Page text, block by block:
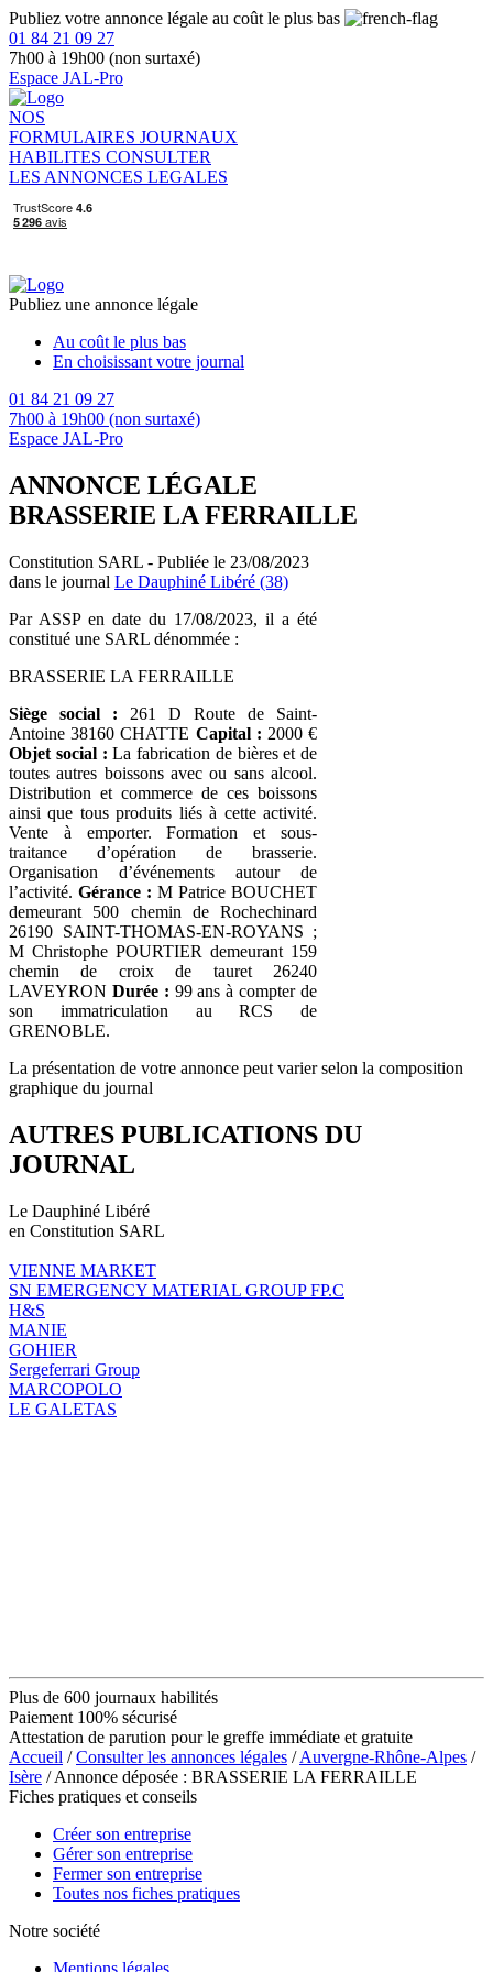
Publiez votre annonce légale au coût le plus bas
01 84 21 09 27
7h00 à 19h00 (non surtaxé)
Espace JAL-Pro
NOS
FORMULAIRES JOURNAUX
HABILITES CONSULTER
LES ANNONCES LEGALES
Publiez une annonce légale
Au coût le plus bas
En choisissant votre journal
01 84 21 09 27
7h00 à 19h00 (non surtaxé)
Espace JAL-Pro
ANNONCE LÉGALE
BRASSERIE LA FERRAILLE
Constitution SARL - Publiée le 23/08/2023
dans le journal Le Dauphiné Libéré (38)
Par ASSP en date du 17/08/2023, il a été
constitué une SARL dénommée :
BRASSERIE LA FERRAILLE
Siège social : 261 D Route de Saint-
Antoine 38160 CHATTE Capital : 2000 €
Objet social : La fabrication de bières et de
toutes autres boissons avec ou sans alcool.
Distribution et commerce de ces boissons
ainsi que tous produits liés à cette activité.
Vente à emporter. Formation et sous-
traitance d’opération de brasserie.
Organisation d’événements autour de
l’activité. Gérance : M Patrice BOUCHET
demeurant 500 chemin de Rochechinard
26190 SAINT-THOMAS-EN-ROYANS ;
M Christophe POURTIER demeurant 159
chemin de croix de tauret 26240
LAVEYRON Durée : 99 ans à compter de
son immatriculation au RCS de
GRENOBLE.
La présentation de votre annonce peut varier selon la composition
graphique du journal
AUTRES PUBLICATIONS DU
JOURNAL
Le Dauphiné Libéré
en Constitution SARL
VIENNE MARKET
SN EMERGENCY MATERIAL GROUP FP.C
H&S
MANIE
GOHIER
Sergeferrari Group
MARCOPOLO
LE GALETAS
Plus de 600 journaux habilités
Paiement 100% sécurisé
Attestation de parution pour le greffe immédiate et gratuite
Accueil /Consulter les annonces légales /Auvergne-Rhône-Alpes /
Isère / Annonce déposée : BRASSERIE LA FERRAILLE
Fiches pratiques et conseils
Créer son entreprise
Gérer son entreprise
Fermer son entreprise
Toutes nos fiches pratiques
Notre société
Mentions légales